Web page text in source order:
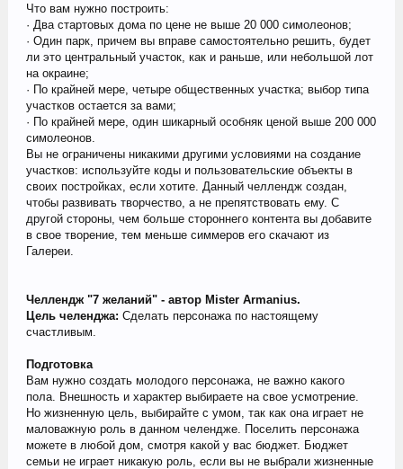
Что вам нужно построить:
· Два стартовых дома по цене не выше 20 000 симолеонов;
· Один парк, причем вы вправе самостоятельно решить, будет
ли это центральный участок, как и раньше, или небольшой лот
на окраине;
· По крайней мере, четыре общественных участка; выбор типа
участков остается за вами;
· По крайней мере, один шикарный особняк ценой выше 200 000
симолеонов.
Вы не ограничены никакими другими условиями на создание
участков: используйте коды и пользовательские объекты в
своих постройках, если хотите. Данный челлендж создан,
чтобы развивать творчество, а не препятствовать ему. С
другой стороны, чем больше стороннего контента вы добавите
в свое творение, тем меньше симмеров его скачают из
Галереи.
Челлендж "7 желаний" - автор Mister Armanius.
Цель челенджа: Сделать персонажа по настоящему
счастливым.
Подготовка
Вам нужно создать молодого персонажа, не важно какого
пола. Внешность и характер выбираете на свое усмотрение.
Но жизненную цель, выбирайте с умом, так как она играет не
маловажную роль в данном челендже. Поселить персонажа
можете в любой дом, смотря какой у вас бюджет. Бюджет
семьи не играет никакую роль, если вы не выбрали жизненные